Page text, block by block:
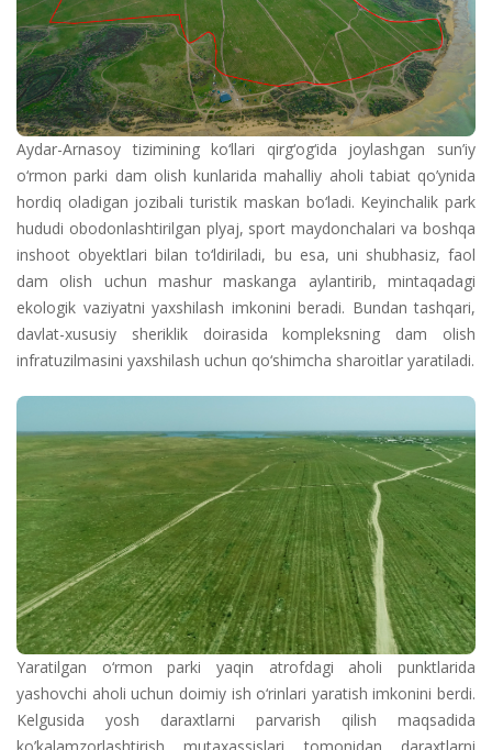
Aydar-Arnasoy tizimining ko‘llari qirg‘og‘ida joylashgan sun’iy
o‘rmon parki dam olish kunlarida mahalliy aholi tabiat qo’ynida
hordiq oladigan jozibali turistik maskan bo‘ladi. Keyinchalik park
hududi obodonlashtirilgan plyaj, sport maydonchalari va boshqa
inshoot obyektlari bilan to‘ldiriladi, bu esa, uni shubhasiz, faol
dam olish uchun mashur maskanga aylantirib, mintaqadagi
ekologik vaziyatni yaxshilash imkonini beradi. Bundan tashqari,
davlat-xususiy sheriklik doirasida kompleksning dam olish
infratuzilmasini yaxshilash uchun qo‘shimcha sharoitlar yaratiladi.
Yaratilgan o‘rmon parki yaqin atrofdagi aholi punktlarida
yashovchi aholi uchun doimiy ish o‘rinlari yaratish imkonini berdi.
Kelgusida yosh daraxtlarni parvarish qilish maqsadida